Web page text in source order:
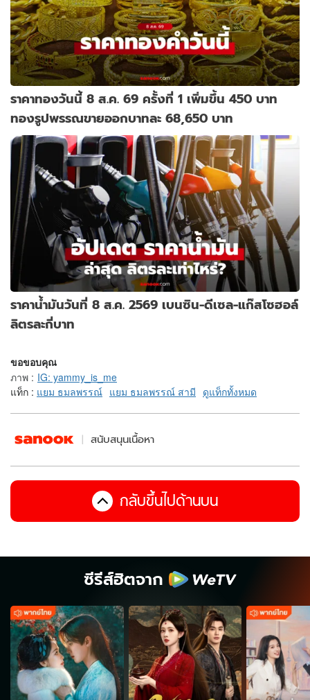
ราคาทองวันนี้ 8 ส.ค. 69 ครั้งที่ 1 เพิ่มขึ้น 450 บาท
ทองรูปพรรณขายออกบาทละ 68,650 บาท
ราคาน้ำมันวันที่ 8 ส.ค. 2569 เบนซิน-ดีเซล-แก๊สโซฮอล์
ลิตรละกี่บาท
ขอขอบคุณ
ภาพ : IG: yammy_is_me
แท็ก : แยม ธมลพรรณ์ แยม ธมลพรรณ์ สามี ดูแท็กทั้งหมด
สนับสนุนเนื้อหา
กลับขึ้นไปด้านบน
ซีรีส์ฮิตจาก